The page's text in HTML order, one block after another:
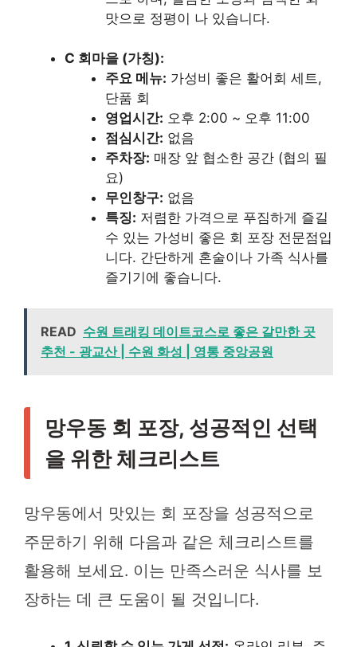
맛으로 정평이 나 있습니다.
C 회마을 (가칭):
주요 메뉴: 가성비 좋은 활어회 세트,
단품 회
영업시간: 오후 2:00 ~ 오후 11:00
점심시간: 없음
주차장: 매장 앞 협소한 공간 (협의 필
요)
무인창구: 없음
특징: 저렴한 가격으로 푸짐하게 즐길
수 있는 가성비 좋은 회 포장 전문점입
니다. 간단하게 혼술이나 가족 식사를
즐기기에 좋습니다.
READ 수원 트래킹 데이트코스로 좋은 갈만한 곳
추천 - 광교산 | 수원 화성 | 영통 중앙공원
망우동 회 포장, 성공적인 선택
을 위한 체크리스트
망우동에서 맛있는 회 포장을 성공적으로
주문하기 위해 다음과 같은 체크리스트를
활용해 보세요. 이는 만족스러운 식사를 보
장하는 데 큰 도움이 될 것입니다.